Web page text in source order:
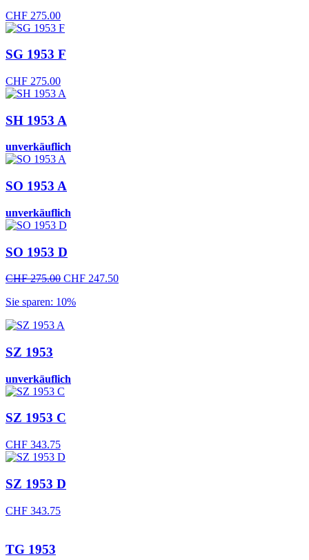
CHF 275.00
SG 1953 F
CHF 275.00
SH 1953 A
unverkäuflich
SO 1953 A
unverkäuflich
SO 1953 D
CHF275.00 Ursprünglicher
war:
CHF 247.50Aktueller
Sie sparen: 10%
SZ 1953
unverkäuflich
SZ 1953 C
CHF 343.75
SZ 1953 D
CHF 343.75
TG 1953